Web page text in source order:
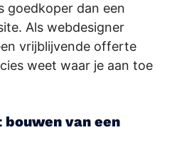
goedkoper dan een
Als webdesigner
vrijblijvende offerte
weet waar je aan toe
van een